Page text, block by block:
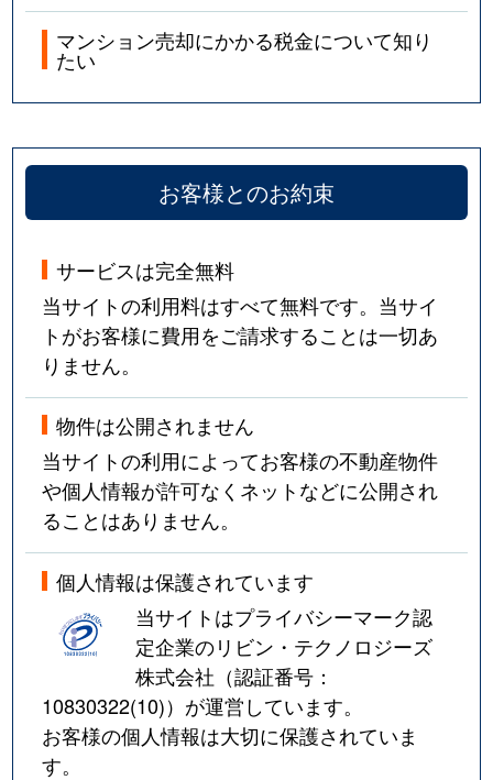
マンション売却にかかる税金について知り
たい
お客様とのお約束
サービスは完全無料
当サイトの利用料はすべて無料です。当サイ
トがお客様に費用をご請求することは一切あ
りません。
物件は公開されません
当サイトの利用によってお客様の不動産物件
や個人情報が許可なくネットなどに公開され
ることはありません。
個人情報は保護されています
当サイトはプライバシーマーク認
定企業のリビン・テクノロジーズ
株式会社（認証番号：
10830322(10)）が運営しています。
お客様の個人情報は大切に保護されていま
す。